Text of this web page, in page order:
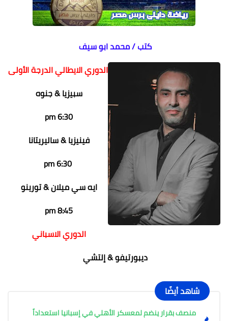
كتب / محمد ابو سيف
الدوري الايطالي الدرجة الأولى
سبيزيا & جنوه
6:30 pm
فينيزيا & ساليريتانا
6:30 pm
ايه سي ميلان & تورينو
8:45 pm
الدوري الاسباني
ديبورتيفو & إلتشي
شاهد أيضًا
منصف بقرار ينضم لمعسكر الأهلي في إسبانيا استعداداً